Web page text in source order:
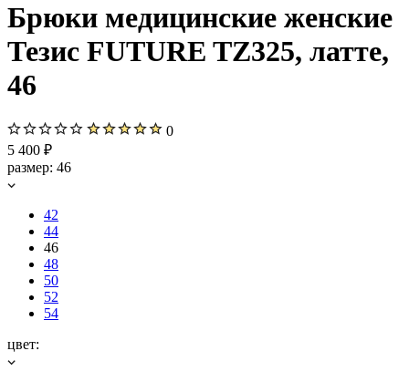
Брюки медицинские женские
Тезис FUTURE TZ325, латте,
46
0
5 400 ₽
размер: 46
42
44
46
48
50
52
54
цвет: